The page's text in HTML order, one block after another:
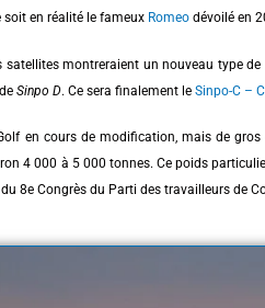
soit en réalité le fameux Romeo dévoilé en
satellites montreraient un nouveau type
Sinpo D. Ce sera finalement le Sinpo-C –
en cours de modification, mais de
4 000 à 5 000 tonnes. Ce poids
8e Congrès du Parti des travailleurs de